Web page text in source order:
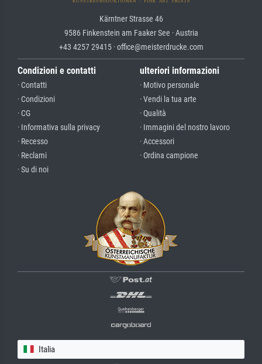
Kärntner Strasse 46
9586 Finkenstein am Faaker See · Austria
+43 4257 29415 · office@meisterdrucke.com
Condizioni e contatti
· Contatti
· Condizioni
· CG
· Informativa sulla privacy
· Recesso
· Reclami
· Su di noi
ulteriori informazioni
· Motivo personale
· Vendi la tua arte
· Qualità
· Immagini del nostro lavoro
· Accessori
· Ordina campione
Italia